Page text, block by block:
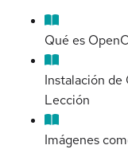
Qué es
Instalación
Lección
Imágenes